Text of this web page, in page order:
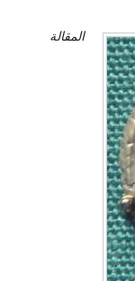
المقالة